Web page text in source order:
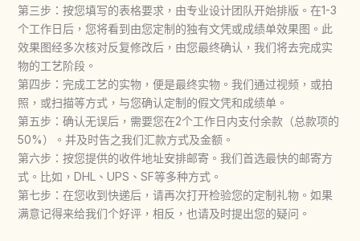
第三步：按您填写的表格要求，由专业设计团队开始排版。在1-3
个工作日后，您将看到由您定制的独有文凭或成绩单效果图。此
效果图经多次核对反复修改后，由您最终确认，我们将去完成实
物的工艺阶段。
第四步：完成工艺的实物，便是最终实物。我们通过视频，或拍
照，或扫描等方式，与您确认定制的假文凭和成绩单。
第五步：确认无误后，需要您在2个工作日内支付余款（总款项的
50%）。并及时告之我们汇款方式及金额。
第六步：按您提供的收件地址安排邮寄。我们首选最快的邮寄方
式。比如，DHL、UPS、SF等多种方式。
第七步：在您收到快递后，请再次打开检验您的定制礼物。如果
满意记得来给我们个好评，相反，也请及时提出您的疑问。